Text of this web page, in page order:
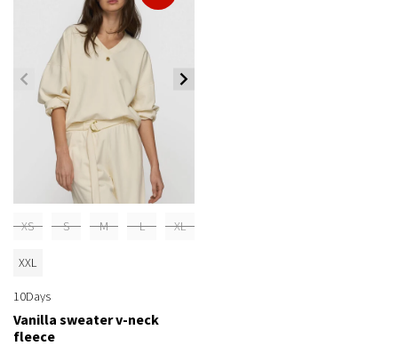
XS S M L XL
XXL
10Days
Vanilla sweater v-neck
fleece